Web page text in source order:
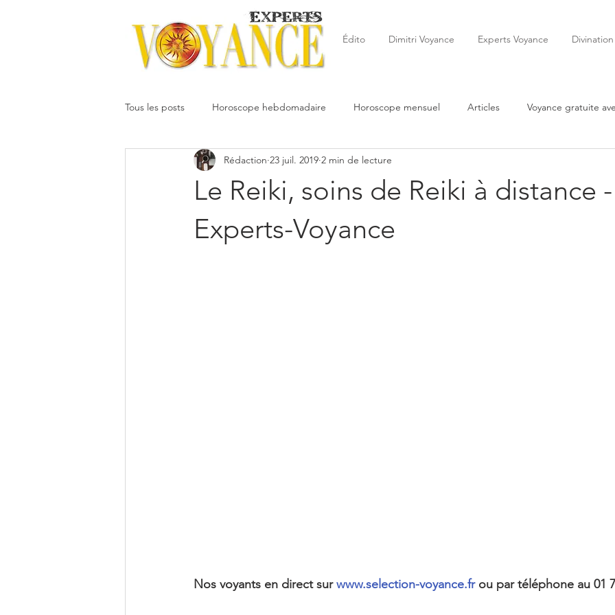
Édito Dimitri Voyance Experts Voyance
Tous les posts Horoscope hebdomadaire Horoscope mensuel Articles Voyance gratuite
Votre communauté Horoscope de la semaine
Oracledesmiroirs Cartomancie
Le Reiki, soins de Reiki à distance -
Experts-Voyance
Rédaction 23 juil. 2019 2 min de lecture
Nos voyants en direct sur www.selection-voyance.fr ou par téléphone au 01